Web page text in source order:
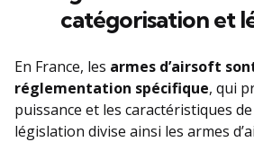
catégorisation et
En France, les armes d’airsoft
réglementation spécifique, qui
puissance et les caractéristiques
législation divise ainsi les armes